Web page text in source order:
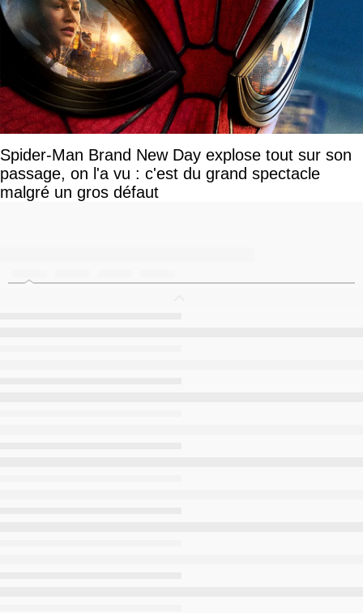
Spider-Man Brand New Day explose tout sur son
passage, on l'a vu : c'est du grand spectacle
malgré un gros défaut